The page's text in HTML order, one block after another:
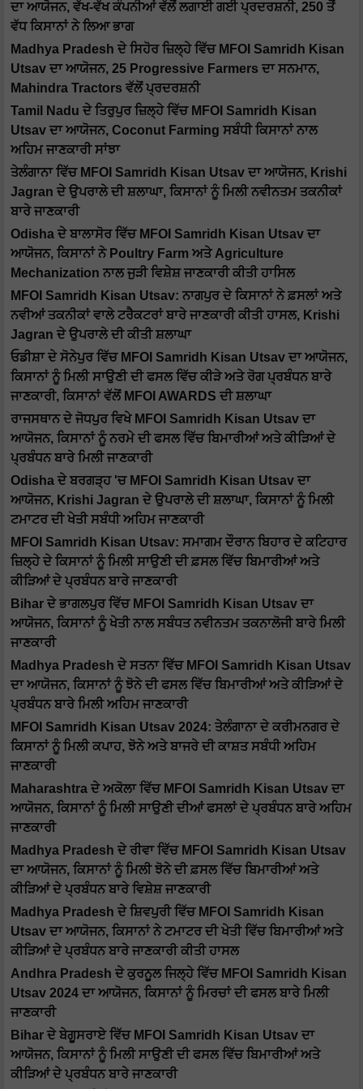
ਦਾ ਆਯੋਜਨ, ਵੱਖ-ਵੱਖ ਕੰਪਨੀਆਂ ਵੱਲੋਂ ਲਗਾਈ ਗਈ ਪ੍ਰਦਰਸ਼ਨੀ, 250 ਤੋਂ
ਵੱਧ ਕਿਸਾਨਾਂ ਨੇ ਲਿਆ ਭਾਗ
Madhya Pradesh ਦੇ ਸਿਹੋਰ ਜ਼ਿਲ੍ਹੇ ਵਿੱਚ MFOI Samridh Kisan
Utsav ਦਾ ਆਯੋਜਨ, 25 Progressive Farmers ਦਾ ਸਨਮਾਨ,
Mahindra Tractors ਵੱਲੋਂ ਪ੍ਰਦਰਸ਼ਨੀ
Tamil Nadu ਦੇ ਤਿਰੁਪੁਰ ਜ਼ਿਲ੍ਹੇ ਵਿੱਚ MFOI Samridh Kisan
Utsav ਦਾ ਆਯੋਜਨ, Coconut Farming ਸਬੰਧੀ ਕਿਸਾਨਾਂ ਨਾਲ
ਅਹਿਮ ਜਾਣਕਾਰੀ ਸਾਂਝਾ
ਤੇਲੰਗਾਨਾ ਵਿੱਚ MFOI Samridh Kisan Utsav ਦਾ ਆਯੋਜਨ, Krishi
Jagran ਦੇ ਉਪਰਾਲੇ ਦੀ ਸ਼ਲਾਘਾ, ਕਿਸਾਨਾਂ ਨੂੰ ਮਿਲੀ ਨਵੀਨਤਮ ਤਕਨੀਕਾਂ
ਬਾਰੇ ਜਾਣਕਾਰੀ
Odisha ਦੇ ਬਾਲਾਸੋਰ ਵਿੱਚ MFOI Samridh Kisan Utsav ਦਾ
ਆਯੋਜਨ, ਕਿਸਾਨਾਂ ਨੇ Poultry Farm ਅਤੇ Agriculture
Mechanization ਨਾਲ ਜੁੜੀ ਵਿਸ਼ੇਸ਼ ਜਾਣਕਾਰੀ ਕੀਤੀ ਹਾਸਿਲ
MFOI Samridh Kisan Utsav: ਨਾਗਪੁਰ ਦੇ ਕਿਸਾਨਾਂ ਨੇ ਫ਼ਸਲਾਂ ਅਤੇ
ਨਵੀਆਂ ਤਕਨੀਕਾਂ ਵਾਲੇ ਟਰੈਕਟਰਾਂ ਬਾਰੇ ਜਾਣਕਾਰੀ ਕੀਤੀ ਹਾਸਲ, Krishi
Jagran ਦੇ ਉਪਰਾਲੇ ਦੀ ਕੀਤੀ ਸ਼ਲਾਘਾ
ਓਡੀਸ਼ਾ ਦੇ ਸੋਨੇਪੁਰ ਵਿੱਚ MFOI Samridh Kisan Utsav ਦਾ ਆਯੋਜਨ,
ਕਿਸਾਨਾਂ ਨੂੰ ਮਿਲੀ ਸਾਉਣੀ ਦੀ ਫਸਲ ਵਿੱਚ ਕੀੜੇ ਅਤੇ ਰੋਗ ਪ੍ਰਬੰਧਨ ਬਾਰੇ
ਜਾਣਕਾਰੀ, ਕਿਸਾਨਾਂ ਵੱਲੋਂ MFOI AWARDS ਦੀ ਸ਼ਲਾਘਾ
ਰਾਜਸਥਾਨ ਦੇ ਜੋਧਪੁਰ ਵਿਖੇ MFOI Samridh Kisan Utsav ਦਾ
ਆਯੋਜਨ, ਕਿਸਾਨਾਂ ਨੂੰ ਨਰਮੇ ਦੀ ਫਸਲ ਵਿੱਚ ਬਿਮਾਰੀਆਂ ਅਤੇ ਕੀੜਿਆਂ ਦੇ
ਪ੍ਰਬੰਧਨ ਬਾਰੇ ਮਿਲੀ ਜਾਣਕਾਰੀ
Odisha ਦੇ ਬਰਗੜ੍ਹ 'ਚ MFOI Samridh Kisan Utsav ਦਾ
ਆਯੋਜਨ, Krishi Jagran ਦੇ ਉਪਰਾਲੇ ਦੀ ਸ਼ਲਾਘਾ, ਕਿਸਾਨਾਂ ਨੂੰ ਮਿਲੀ
ਟਮਾਟਰ ਦੀ ਖੇਤੀ ਸਬੰਧੀ ਅਹਿਮ ਜਾਣਕਾਰੀ
MFOI Samridh Kisan Utsav: ਸਮਾਗਮ ਦੌਰਾਨ ਬਿਹਾਰ ਦੇ ਕਟਿਹਾਰ
ਜ਼ਿਲ੍ਹੇ ਦੇ ਕਿਸਾਨਾਂ ਨੂੰ ਮਿਲੀ ਸਾਉਣੀ ਦੀ ਫ਼ਸਲ ਵਿੱਚ ਬਿਮਾਰੀਆਂ ਅਤੇ
ਕੀੜਿਆਂ ਦੇ ਪ੍ਰਬੰਧਨ ਬਾਰੇ ਜਾਣਕਾਰੀ
Bihar ਦੇ ਭਾਗਲਪੁਰ ਵਿੱਚ MFOI Samridh Kisan Utsav ਦਾ
ਆਯੋਜਨ, ਕਿਸਾਨਾਂ ਨੂੰ ਖੇਤੀ ਨਾਲ ਸਬੰਧਤ ਨਵੀਨਤਮ ਤਕਨਾਲੋਜੀ ਬਾਰੇ ਮਿਲੀ
ਜਾਣਕਾਰੀ
Madhya Pradesh ਦੇ ਸਤਨਾ ਵਿੱਚ MFOI Samridh Kisan Utsav
ਦਾ ਆਯੋਜਨ, ਕਿਸਾਨਾਂ ਨੂੰ ਝੋਨੇ ਦੀ ਫਸਲ ਵਿੱਚ ਬਿਮਾਰੀਆਂ ਅਤੇ ਕੀੜਿਆਂ ਦੇ
ਪ੍ਰਬੰਧਨ ਬਾਰੇ ਮਿਲੀ ਅਹਿਮ ਜਾਣਕਾਰੀ
MFOI Samridh Kisan Utsav 2024: ਤੇਲੰਗਾਨਾ ਦੇ ਕਰੀਮਨਗਰ ਦੇ
ਕਿਸਾਨਾਂ ਨੂੰ ਮਿਲੀ ਕਪਾਹ, ਝੋਨੇ ਅਤੇ ਬਾਜਰੇ ਦੀ ਕਾਸ਼ਤ ਸਬੰਧੀ ਅਹਿਮ
ਜਾਣਕਾਰੀ
Maharashtra ਦੇ ਅਕੋਲਾ ਵਿੱਚ MFOI Samridh Kisan Utsav ਦਾ
ਆਯੋਜਨ, ਕਿਸਾਨਾਂ ਨੂੰ ਮਿਲੀ ਸਾਉਣੀ ਦੀਆਂ ਫਸਲਾਂ ਦੇ ਪ੍ਰਬੰਧਨ ਬਾਰੇ ਅਹਿਮ
ਜਾਣਕਾਰੀ
Madhya Pradesh ਦੇ ਰੀਵਾ ਵਿੱਚ MFOI Samridh Kisan Utsav
ਦਾ ਆਯੋਜਨ, ਕਿਸਾਨਾਂ ਨੂੰ ਮਿਲੀ ਝੋਨੇ ਦੀ ਫ਼ਸਲ ਵਿੱਚ ਬਿਮਾਰੀਆਂ ਅਤੇ
ਕੀੜਿਆਂ ਦੇ ਪ੍ਰਬੰਧਨ ਬਾਰੇ ਵਿਸ਼ੇਸ਼ ਜਾਣਕਾਰੀ
Madhya Pradesh ਦੇ ਸ਼ਿਵਪੁਰੀ ਵਿੱਚ MFOI Samridh Kisan
Utsav ਦਾ ਆਯੋਜਨ, ਕਿਸਾਨਾਂ ਨੇ ਟਮਾਟਰ ਦੀ ਖੇਤੀ ਵਿੱਚ ਬਿਮਾਰੀਆਂ ਅਤੇ
ਕੀੜਿਆਂ ਦੇ ਪ੍ਰਬੰਧਨ ਬਾਰੇ ਜਾਣਕਾਰੀ ਕੀਤੀ ਹਾਸਲ
Andhra Pradesh ਦੇ ਕੁਰਨੂਲ ਜਿਲ੍ਹੇ ਵਿੱਚ MFOI Samridh Kisan
Utsav 2024 ਦਾ ਆਯੋਜਨ, ਕਿਸਾਨਾਂ ਨੂੰ ਮਿਰਚਾਂ ਦੀ ਫਸਲ ਬਾਰੇ ਮਿਲੀ
ਜਾਣਕਾਰੀ
Bihar ਦੇ ਬੇਗੂਸਰਾਏ ਵਿੱਚ MFOI Samridh Kisan Utsav ਦਾ
ਆਯੋਜਨ, ਕਿਸਾਨਾਂ ਨੂੰ ਮਿਲੀ ਸਾਉਣੀ ਦੀ ਫਸਲ ਵਿੱਚ ਬਿਮਾਰੀਆਂ ਅਤੇ
ਕੀੜਿਆਂ ਦੇ ਪ੍ਰਬੰਧਨ ਬਾਰੇ ਜਾਣਕਾਰੀ